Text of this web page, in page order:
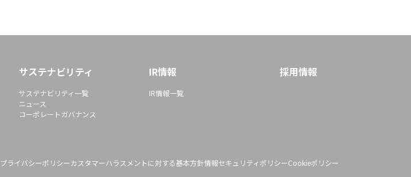
サステナビリティ
サステナビリティ一覧
ニュース
コーポレートガバナンス
IR情報
IR情報一覧
採用情報
プライバシーポリシーカスタマーハラスメントに対する基本方針情報セキュリティポリシーCookieポリシー